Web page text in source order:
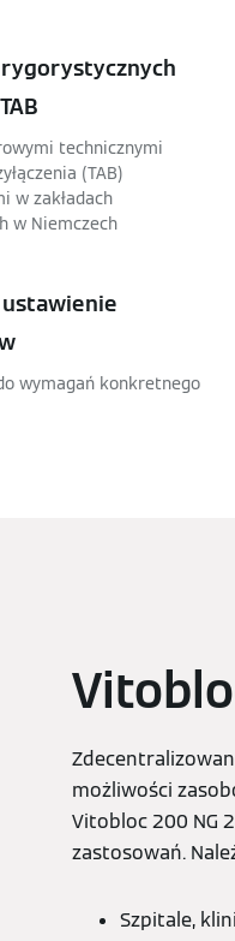
rygorystycznych
technicznymi
(TAB)
w zakładach
w Niemczech
wymagań konkretnego
możliwości
Vitobloc 200 NG
zastosowań.
Szpitale,